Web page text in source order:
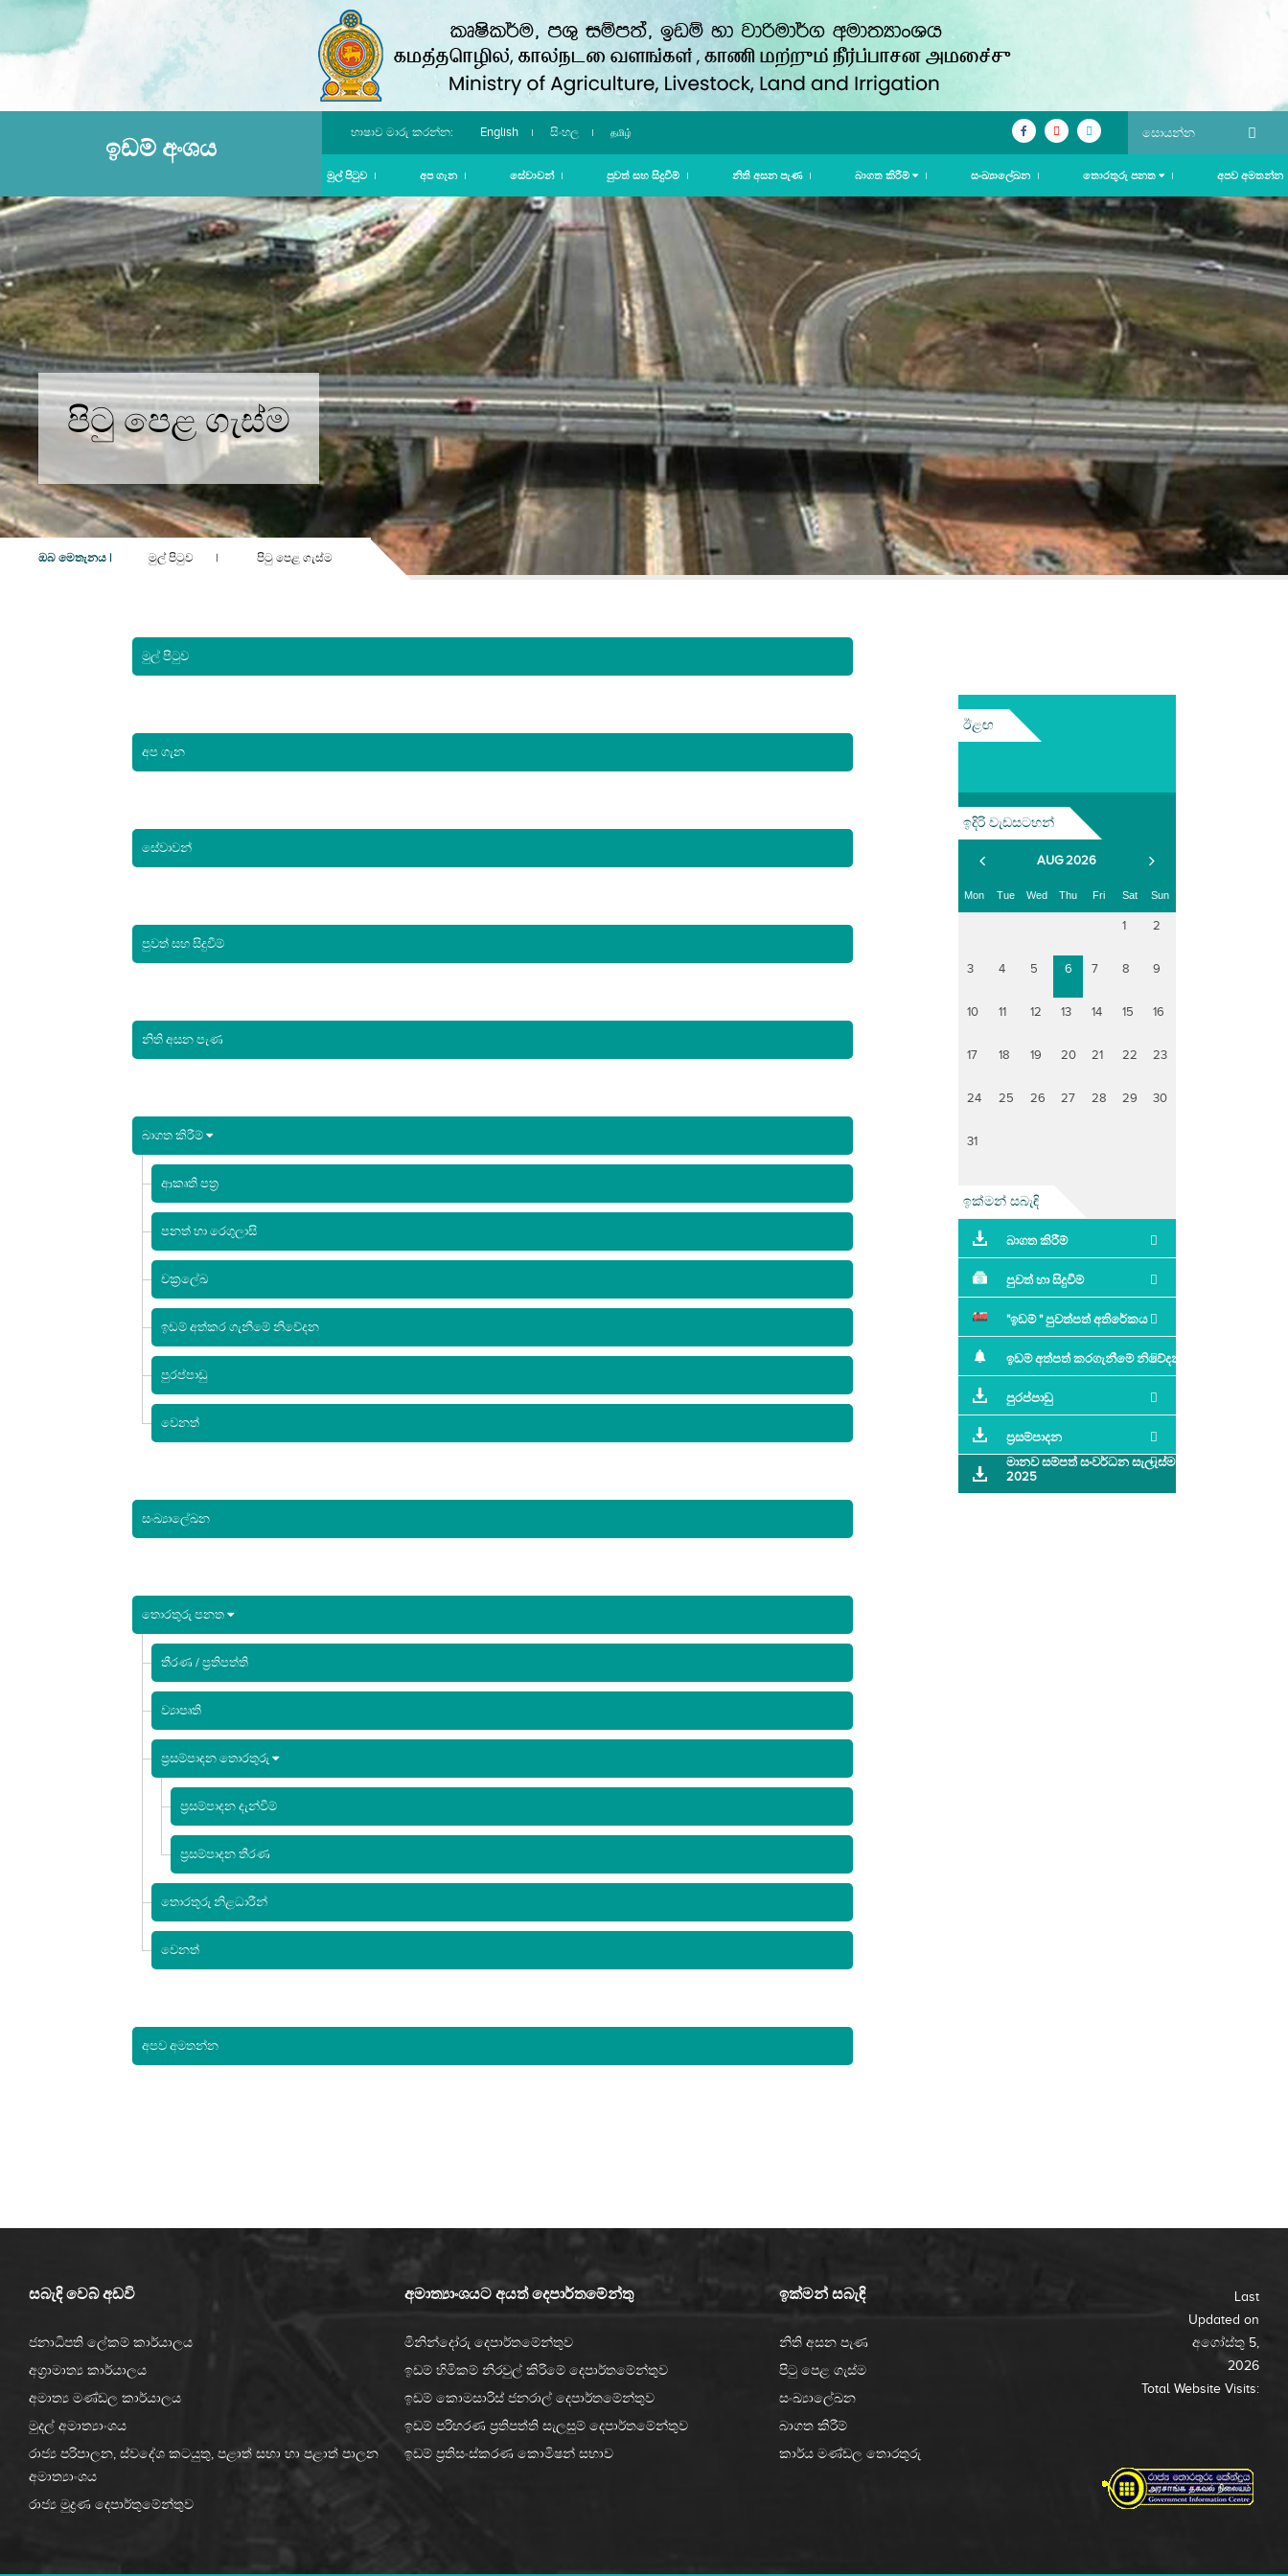
ඉඩම් අංශය
භාෂාව මාරු කරන්න: English සිංහල தமிழ்
මුල් පිටුව අප ගැන සේවාවන් පුවත් සහ සිදුවීම් නිති අසන පැණ බාගත කිරීම් සංඛ්‍යාලේඛන තොරතුරු පනත අපව අමතන්න
පිටු පෙළ ගැස්ම
ඔබ මෙතැනය | මුල් පිටුව | පිටු පෙළ ගැස්ම
මුල් පිටුව
අප ගැන
සේවාවන්
පුවත් සහ සිදුවීම්
නිති අසන පැණ
බාගත කිරීම්
ආකෘති පත්‍ර
පනත් හා රෙගුලාසි
චක්‍රලේඛ
ඉඩම් අත්කර ගැනීමේ නිවේදන
පුරප්පාඩු
වෙනත්
සංඛ්‍යාලේඛන
තොරතුරු පනත
තීරණ / ප්‍රතිපත්ති
ව්‍යාපෘති
ප්‍රසම්පාදන තොරතුරු
ප්‍රසම්පාදන දැන්වීම්
ප්‍රසම්පාදන තීරණ
තොරතුරු නිළධාරීන්
වෙනත්
අපව අමතන්න
ඊළඟ
ඉදිරි වැඩසටහන්
AUG 2026
Mon Tue Wed Thu Fri Sat Sun
1 2
3 4 5 6 7 8 9
10 11 12 13 14 15 16
17 18 19 20 21 22 23
24 25 26 27 28 29 30
31
ඉක්මන් සබැඳි
බාගත කිරීම්
පුවත් හා සිදුවීම්
"ඉඩම් " පුවත්පත් අතිරේකය
ඉඩම් අත්පත් කරගැනීමේ නිවේදන
පුරප්පාඩු
ප්‍රසම්පාදන
මානව සම්පත් සංවර්ධන සැලැස්ම -
2025
සබැඳි වෙබ් අඩවි
ජනාධිපති ලේකම් කාර්යාලය
අග්‍රාමාත්‍ය කාර්යාලය
අමාත්‍ය මණ්ඩල කාර්යාලය
මුදල් අමාත්‍යාංශය
රාජ්‍ය පරිපාලන, ස්වදේශ කටයුතු, පළාත් සභා හා පළාත් පාලන
අමාත්‍යාංශය
රාජ්‍ය මුද්‍රණ දෙපාර්තුමේන්තුව
අමාත්‍යාංශයට අයත් දෙපාර්තමේන්තු
මිනින්දෝරු දෙපාර්තමේන්තුව
ඉඩම් හිමිකම් නිරවුල් කිරිමේ දෙපාර්තමේන්තුව
ඉඩම් කොමසාරිස් ජනරාල් දෙපාර්තමේන්තුව
ඉඩම් පරිහරණ ප්‍රතිපත්ති සැලසුම් දෙපාර්තමේන්තුව
ඉඩම් ප්‍රතිසංස්කරණ කොමිෂන් සභාව
ඉක්මන් සබැඳි
නිති අසන පැණ
පිටු පෙළ ගැස්ම
සංඛ්‍යාලේඛන
බාගත කිරීම්
කාර්ය මණ්ඩල තොරතුරු
Last
Updated on
අගෝස්තු 5,
2026
Total Website Visits: